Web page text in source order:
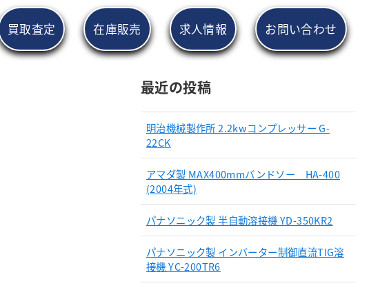
買取査定 在庫販売 求人情報 お問い合わせ
最近の投稿
明治機械製作所 2.2kwコンプレッサー G-
22CK
アマダ製 MAX400mmバンドソー HA-400
(2004年式)
パナソニック製 半自動溶接機 YD-350KR2
パナソニック製 インバーター制御直流TIG溶
接機 YC-200TR6